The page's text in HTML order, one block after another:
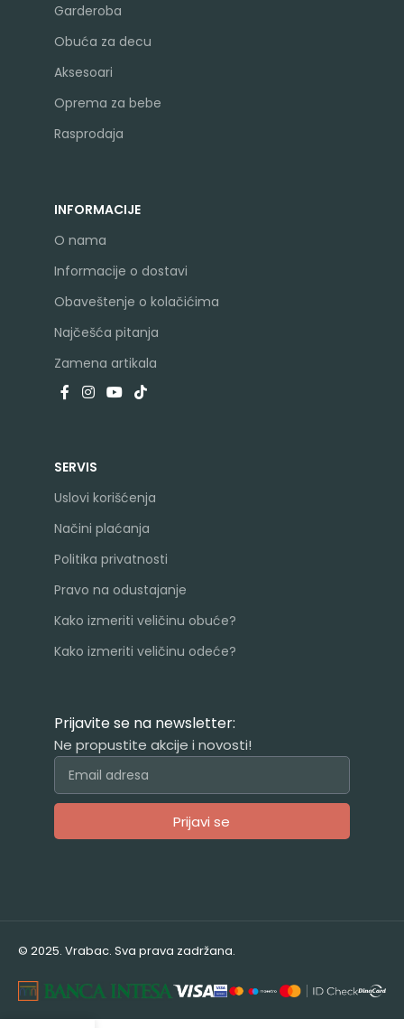
Garderoba
Obuća za decu
Aksesoari
Oprema za bebe
Rasprodaja
INFORMACIJE
O nama
Informacije o dostavi
Obaveštenje o kolačićima
Najčešća pitanja
Zamena artikala
SERVIS
Uslovi korišćenja
Načini plaćanja
Politika privatnosti
Pravo na odustajanje
Kako izmeriti veličinu obuće?
Kako izmeriti veličinu odeće?
Prijavite se na newsletter:
Ne propustite akcije i novosti!
Prijavi se
© 2025. Vrabac. Sva prava zadržana.